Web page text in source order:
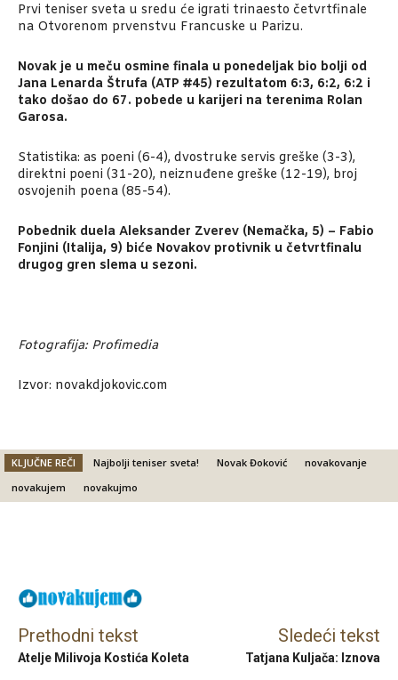
Prvi teniser sveta u sredu će igrati trinaesto četvrtfinale
na Otvorenom prvenstvu Francuske u Parizu.
Novak je u meču osmine finala u ponedeljak bio bolji od
Jana Lenarda Štrufa (ATP #45) rezultatom 6:3, 6:2, 6:2 i
tako došao do 67. pobede u karijeri na terenima Rolan
Garosa.
Statistika: as poeni (6-4), dvostruke servis greške (3-3),
direktni poeni (31-20), neiznuđene greške (12-19), broj
osvojenih poena (85-54).
Pobednik duela Aleksander Zverev (Nemačka, 5) – Fabio
Fonjini (Italija, 9) biće Novakov protivnik u četvrtfinalu
drugog gren slema u sezoni.
Fotografija: Profimedia
Izvor: novakdjokovic.com
KLJUČNE REČI Najbolji teniser sveta! Novak Đoković
novakovanje
novakujem
novakujmo
Prethodni tekst
Atelje Milivoja Kostića Koleta
Sledeći tekst
Tatjana Kuljača: Iznova